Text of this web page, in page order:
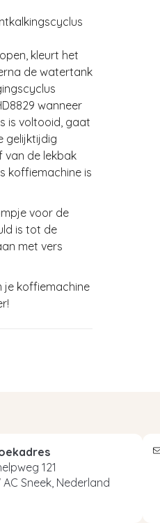
kleurt het
de watertank
wanneer
is voltooid, gaat
gelijktijdig
van de lekbak
koffiemachine is
voor de
is tot de
met vers
je koffiemachine
121
AC Sneek, Nederland